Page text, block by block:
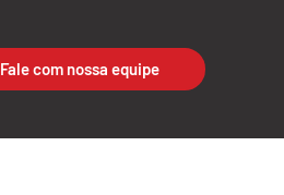
Fale com nossa equipe